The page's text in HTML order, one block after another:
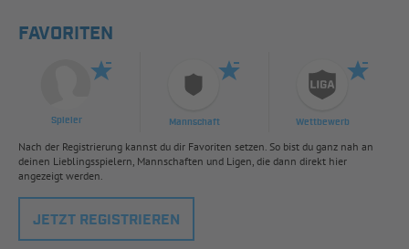
FAVORITEN
Spieler Mannschaft Wettbewerb
Nach der Registrierung kannst du dir Favoriten setzen. So bist du ganz nah an
deinen Lieblingsspielern, Mannschaften und Ligen, die dann direkt hier
angezeigt werden.
JETZT REGISTRIEREN